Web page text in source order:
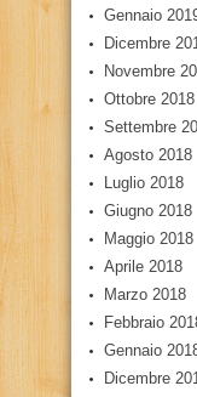
Gennaio
Dicembre
Novembre
Ottobre 2018
Settembre
Agosto 2018
Luglio 2018
Giugno 2018
Maggio 2018
Aprile 2018
Marzo 2018
Febbraio
Gennaio
Dicembre